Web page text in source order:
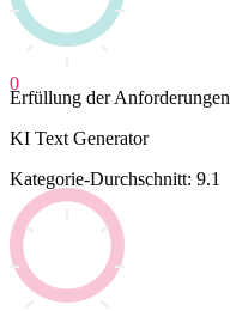
0
Erfüllung der Anforderungen
KI Text Generator
Kategorie-Durchschnitt: 9.1